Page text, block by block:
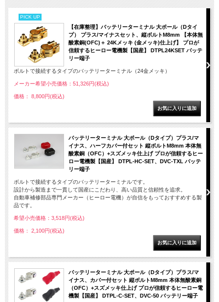
PICK UP
【在庫整理】バッテリーターミナル 大ポール（Dタイ
プ） プラス/マイナスセット、縦ボルトM8mm 【本体無
酸素銅(OFC)＋ 24Kメッキ (金メッキ)仕上げ】 プロが
信頼するヒーロー電機製【国産】 DTPL24KSET バッテ
リー端子
ボルトで接続するタイプのバッテリーターミナル（24金メッキ）
メーカー希望小売価格：51,326円(税込)
価格： 8,800円(税込)
バッテリーターミナル 大ポール（Dタイプ）プラス/マ
イナス、ハーフカバー付セット 縦ボルトM8mm 本体無
酸素銅（OFC）+スズメッキ仕上げ プロが信頼するヒー
ロー電機製【国産】 DTPL-HC-SET、DVC-TXL バッテ
リー端子
ボルトで接続するタイプのバッテリーターミナルです。
設計から製造まで一貫して国産にこだわり、高い品質と信頼性を追求。
自動車補修部品専門メーカー（ヒーロー電機）が自信をもっておすすめする製
品です。
希望小売価格：3,518円(税込)
価格： 2,100円(税込)
バッテリーターミナル 大ポール（Dタイプ）プラス/マ
イナス、カバー付セット 縦ボルトM8mm 本体無酸素銅
（OFC）+スズメッキ仕上げ プロが信頼するヒーロー電
機製【国産】 DTPL-C-SET、DVC-50 バッテリー端子